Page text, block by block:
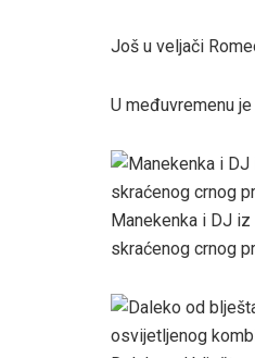
Još u veljači
U međuvremenu
Manekenka i DJ
skraćenog crnog